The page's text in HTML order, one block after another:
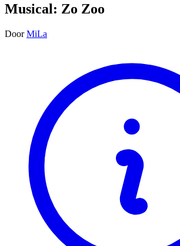
Musical: Zo Zoo
Door MiLa